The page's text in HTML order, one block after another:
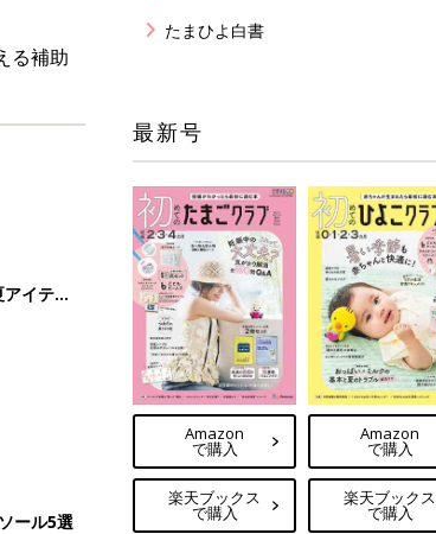
る補助
イテム
ール5選
たまひよ白書
最新号
Amazon
で購入
楽天ブックス
で購入
Amazon
で購入
楽天ブックス
で購入